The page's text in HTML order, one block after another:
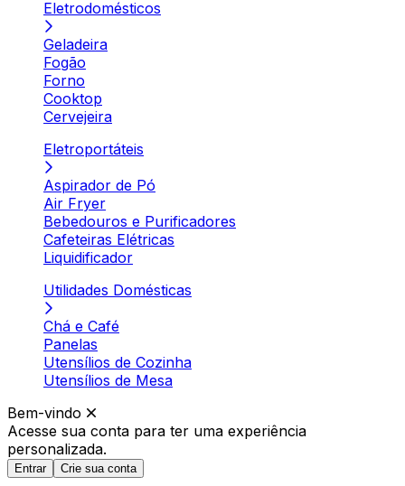
Eletrodomésticos
Geladeira
Fogão
Forno
Cooktop
Cervejeira
Eletroportáteis
Aspirador de Pó
Air Fryer
Bebedouros e Purificadores
Cafeteiras Elétricas
Liquidificador
Utilidades Domésticas
Chá e Café
Panelas
Utensílios de Cozinha
Utensílios de Mesa
Bem-vindo
Acesse sua conta para ter uma experiência
personalizada.
Entrar Crie sua conta